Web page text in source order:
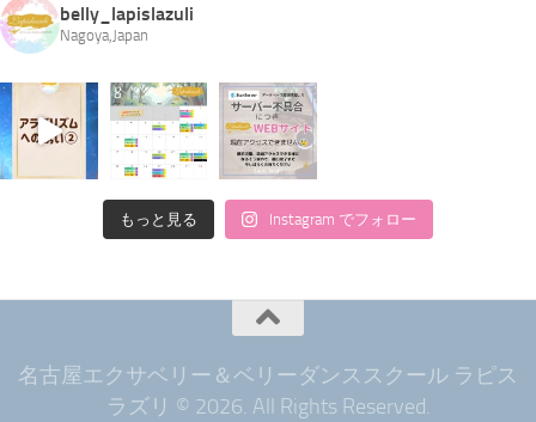
belly_lapislazuli
Nagoya,Japan
もっと見る Instagram でフォロー
名古屋エクサベリー＆ベリーダンススクール ラピス
ラズリ © 2026. All Rights Reserved.